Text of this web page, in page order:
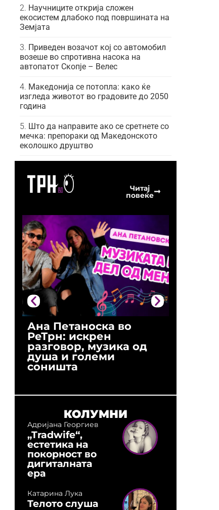
Научниците открија сложен
екосистем длабоко под површината на
Земјата
Приведен возачот кој со автомобил
возеше во спротивна насока на
автопатот Скопје – Велес
Македонија се потопла: како ќе
изгледа животот во градовите до 2050
година
Што да направите ако се сретнете со
мечка: препораки од Македонското
еколошко друштво
Читај
повеќе
Ана Петаноска во
РеТрн: искрен
разговор, музика од
душа и големи
соништа
КОЛУМНИ
Адријана Георгиев
„Tradwife“,
естетика на
покорност во
дигиталната
ера
Катарина Лука
Телото слуша